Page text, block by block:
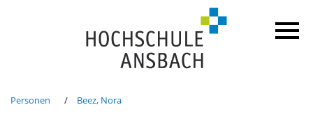
Personen Beez, Nora